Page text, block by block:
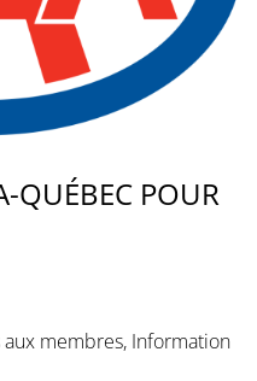
QUÉBEC POUR
aux membres, Information